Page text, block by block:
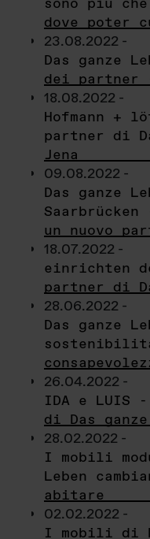
dove poter
23.08.2022 -
Das ganze
dei partner
18.08.2022 -
Hofmann +
partner di
Jena
09.08.2022 -
Das ganze
un nuovo
18.07.2022 -
einrichten
partner di
28.06.2022 -
Das ganze
26.04.2022 -
IDA e LUIS
di Das ganze
28.02.2022 -
I mobili
Leben
abitare
02.02.2022 -
I mobili di